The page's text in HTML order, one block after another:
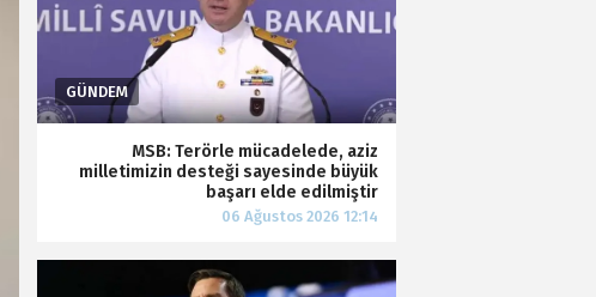
MSB: Terörle mücadelede, aziz
milletimizin desteği sayesinde büyük
başarı elde edilmiştir